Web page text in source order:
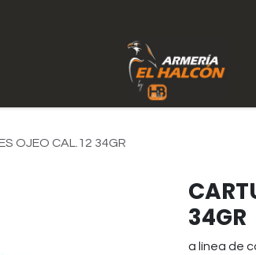
OJEO CAL.12 34GR
34GR
a línea de